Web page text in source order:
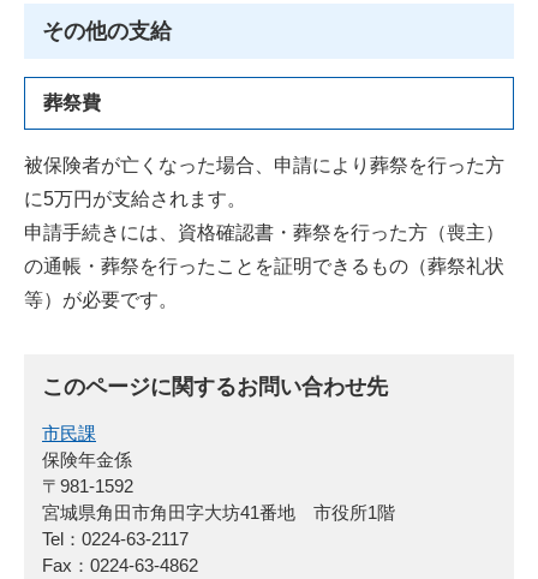
その他の支給
葬祭費
被保険者が亡くなった場合、申請により葬祭を行った方
に5万円が支給されます。
申請手続きには、資格確認書・葬祭を行った方（喪主）
の通帳・葬祭を行ったことを証明できるもの（葬祭礼状
等）が必要です。
このページに関するお問い合わせ先
市民課
保険年金係
〒981-1592
宮城県角田市角田字大坊41番地 市役所1階
Tel：0224-63-2117
Fax：0224-63-4862